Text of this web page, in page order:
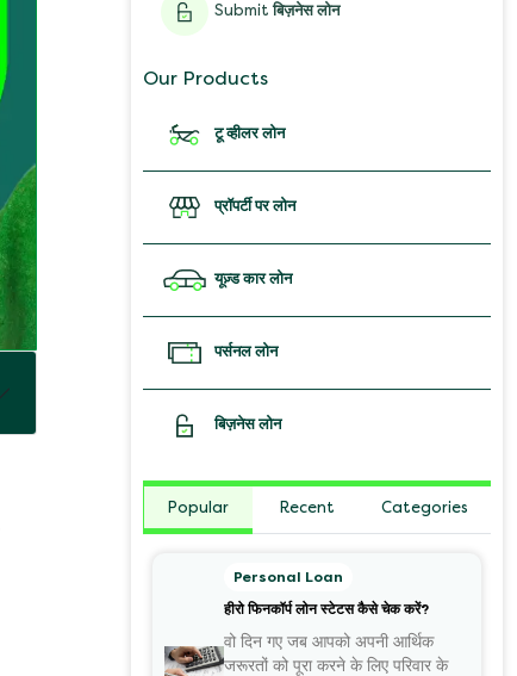
Submitबिज़नेस लोन
Our Products
टू व्हीलर लोन
प्रॉपर्टी पर लोन
यूज़्ड कार लोन
पर्सनल लोन
बिज़नेस लोन
Popular Recent Categories
Personal Loan
हीरो फिनकॉर्प लोन स्टेटस कैसे चेक करें?
वो दिन गए जब आपको अपनी आर्थिक
जरूरतों को पूरा करने के लिए परिवार के